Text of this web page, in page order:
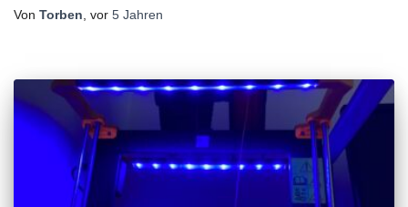
Von Torben, vor 5 Jahren